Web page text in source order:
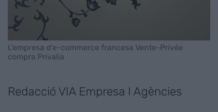
L'empresa d'e-commerce francesa Vente-Privée
compra Privalia
Redacció VIA Empresa I Agències